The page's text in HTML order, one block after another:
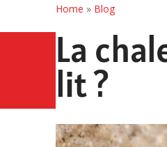
Home » Blog
La
lit ?